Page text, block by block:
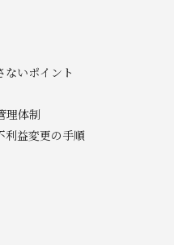
ないポイント
理体制
利益変更の手順